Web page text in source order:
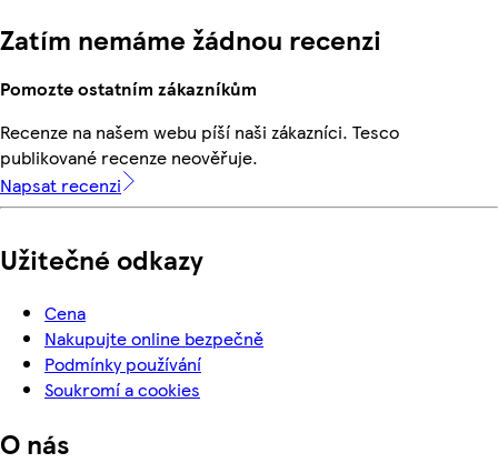
Zatím nemáme žádnou recenzi
Pomozte ostatním zákazníkům
Recenze na našem webu píší naši zákazníci. Tesco
publikované recenze neověřuje.
Napsat recenzi
Užitečné odkazy
Cena
Nakupujte online bezpečně
Podmínky používání
Soukromí a cookies
O nás